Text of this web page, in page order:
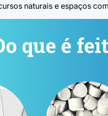
naturais e espaços